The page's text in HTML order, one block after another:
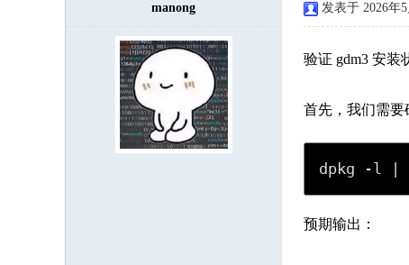
8387310 5183148 3448544 2172757
3678571 7817395 7206280
8121853 1073575 3697385 7084607
3353787 7341275 2731275 2809003 1312116
7888943 1012052 9550350
8204251 8212902
2211621 5694012
3123898
manong 发表于 2026年
验证 gdm3 安装
首先，我们需要
dpkg -l |
预期输出：